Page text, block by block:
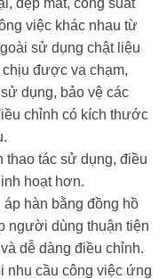
việc khác nhau từ
sử dụng chật liệu
được va chạm,
dụng, bảo vệ các
chỉnh có kích thước
thao tác sử dụng, điều
hoạt hơn.
hàn bằng đồng hồ
người dùng thuận tiện
dễ dàng điều chỉnh.
nhu cầu công việc ứng